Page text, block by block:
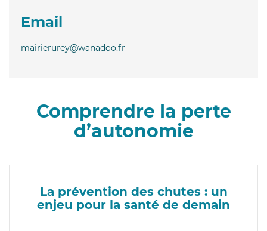
Email
mairierurey@wanadoo.fr
Comprendre la perte
d’autonomie
La prévention des chutes : un
enjeu pour la santé de demain